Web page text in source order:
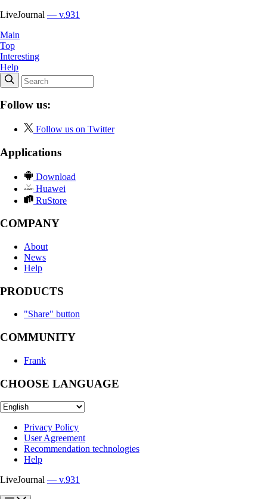
LiveJournal — v.931
Main
Top
Interesting
Help
Follow us:
Follow us on Twitter
Applications
Download
Huawei
RuStore
COMPANY
About
News
Help
PRODUCTS
"Share" button
COMMUNITY
Frank
CHOOSE LANGUAGE
Privacy Policy
User Agreement
Recommendation technologies
Help
LiveJournal — v.931